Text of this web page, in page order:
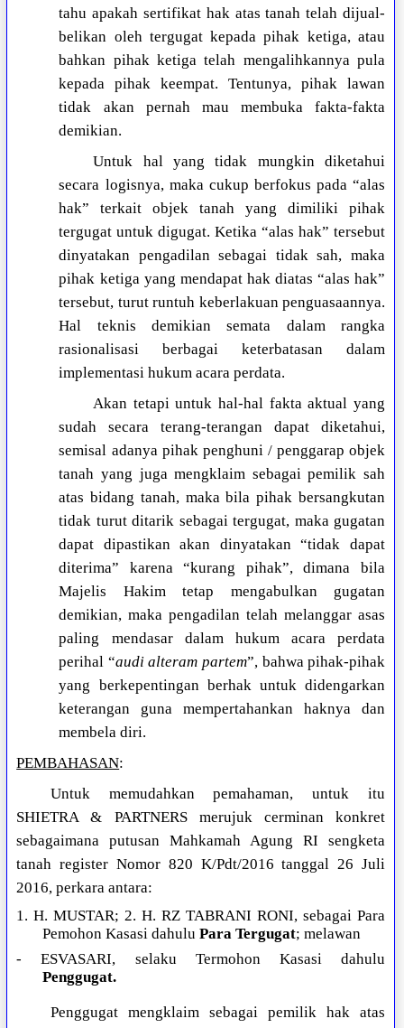
tahu apakah sertifikat hak atas tanah telah dijual-
belikan oleh tergugat kepada pihak ketiga, atau
bahkan pihak ketiga telah mengalihkannya pula
kepada pihak keempat. Tentunya, pihak lawan
tidak akan pernah mau membuka fakta-fakta
demikian.
Untuk hal yang tidak mungkin diketahui
secara logisnya, maka cukup berfokus pada “alas
hak” terkait objek tanah yang dimiliki pihak
tergugat untuk digugat. Ketika “alas hak” tersebut
dinyatakan pengadilan sebagai tidak sah, maka
pihak ketiga yang mendapat hak diatas “alas hak”
tersebut, turut runtuh keberlakuan penguasaannya.
Hal teknis demikian semata dalam rangka
rasionalisasi berbagai keterbatasan dalam
implementasi hukum acara perdata.
Akan tetapi untuk hal-hal fakta aktual yang
sudah secara terang-terangan dapat diketahui,
semisal adanya pihak penghuni / penggarap objek
tanah yang juga mengklaim sebagai pemilik sah
atas bidang tanah, maka bila pihak bersangkutan
tidak turut ditarik sebagai tergugat, maka gugatan
dapat dipastikan akan dinyatakan “tidak dapat
diterima” karena “kurang pihak”, dimana bila
Majelis Hakim tetap mengabulkan gugatan
demikian, maka pengadilan telah melanggar asas
paling mendasar dalam hukum acara perdata
perihal “audi alteram partem”, bahwa pihak-pihak
yang berkepentingan berhak untuk didengarkan
keterangan guna mempertahankan haknya dan
membela diri.
PEMBAHASAN:
Untuk memudahkan pemahaman, untuk itu
SHIETRA & PARTNERS merujuk cerminan konkret
sebagaimana putusan Mahkamah Agung RI sengketa
tanah register Nomor 820 K/Pdt/2016 tanggal 26 Juli
2016, perkara antara:
1. H. MUSTAR; 2. H. RZ TABRANI RONI, sebagai Para
Pemohon Kasasi dahulu Para Tergugat; melawan
- ESVASARI, selaku Termohon Kasasi dahulu
Penggugat.
Penggugat mengklaim sebagai pemilik hak atas